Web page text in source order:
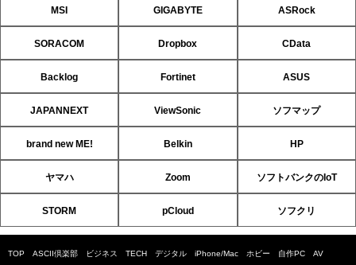
MSI GIGABYTE ASRock
SORACOM Dropbox CData
Backlog Fortinet ASUS
JAPANNEXT ViewSonic ソフマップ
brand new ME! Belkin HP
ヤマハ Zoom ソフトバンクのIoT
STORM pCloud ソフクリ
TOP ASCII倶楽部 ビジネス TECH デジタル iPhone/Mac ホビー 自作PC AV